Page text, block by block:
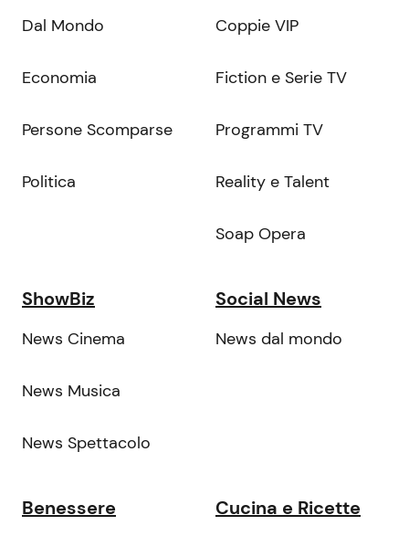
Dal Mondo
Economia
Persone Scomparse
Politica
Coppie VIP
Fiction e Serie TV
Programmi TV
Reality e Talent
Soap Opera
ShowBiz
News Cinema
News Musica
News Spettacolo
Social News
News dal mondo
Benessere Cucina e Ricette